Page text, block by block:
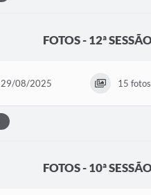
FOTOS - 12ª
29/08/2025 15 fotos
FOTOS - 10ª